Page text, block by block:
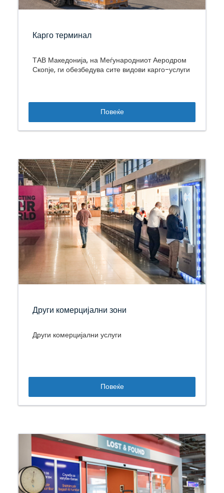
Карго терминал
ТАВ Македонија, на Меѓународниот Аеродром
Скопје, ги обезбедува сите видови карго-услуги
Повеќе
Други комерцијални зони
Други комерцијални услуги
Повеќе